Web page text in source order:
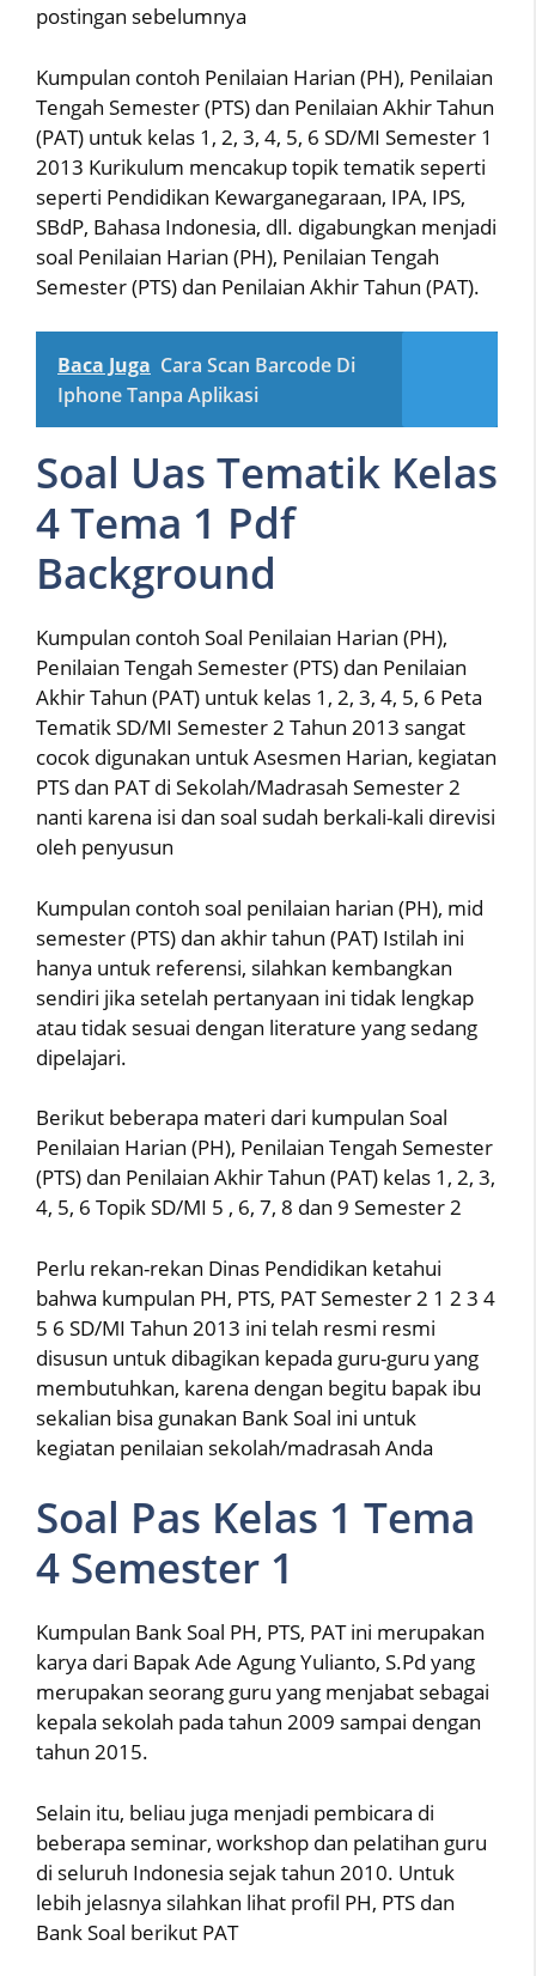
postingan sebelumnya
Kumpulan contoh Penilaian Harian (PH), Penilaian
Tengah Semester (PTS) dan Penilaian Akhir Tahun
(PAT) untuk kelas 1, 2, 3, 4, 5, 6 SD/MI Semester 1
2013 Kurikulum mencakup topik tematik seperti
seperti Pendidikan Kewarganegaraan, IPA, IPS,
SBdP, Bahasa Indonesia, dll. digabungkan menjadi
soal Penilaian Harian (PH), Penilaian Tengah
Semester (PTS) dan Penilaian Akhir Tahun (PAT).
Baca Juga Cara Scan Barcode Di
Iphone Tanpa Aplikasi
Soal Uas Tematik Kelas
4 Tema 1 Pdf
Background
Kumpulan contoh Soal Penilaian Harian (PH),
Penilaian Tengah Semester (PTS) dan Penilaian
Akhir Tahun (PAT) untuk kelas 1, 2, 3, 4, 5, 6 Peta
Tematik SD/MI Semester 2 Tahun 2013 sangat
cocok digunakan untuk Asesmen Harian, kegiatan
PTS dan PAT di Sekolah/Madrasah Semester 2
nanti karena isi dan soal sudah berkali-kali direvisi
oleh penyusun
Kumpulan contoh soal penilaian harian (PH), mid
semester (PTS) dan akhir tahun (PAT) Istilah ini
hanya untuk referensi, silahkan kembangkan
sendiri jika setelah pertanyaan ini tidak lengkap
atau tidak sesuai dengan literature yang sedang
dipelajari.
Berikut beberapa materi dari kumpulan Soal
Penilaian Harian (PH), Penilaian Tengah Semester
(PTS) dan Penilaian Akhir Tahun (PAT) kelas 1, 2, 3,
4, 5, 6 Topik SD/MI 5 , 6, 7, 8 dan 9 Semester 2
Perlu rekan-rekan Dinas Pendidikan ketahui
bahwa kumpulan PH, PTS, PAT Semester 2 1 2 3 4
5 6 SD/MI Tahun 2013 ini telah resmi resmi
disusun untuk dibagikan kepada guru-guru yang
membutuhkan, karena dengan begitu bapak ibu
sekalian bisa gunakan Bank Soal ini untuk
kegiatan penilaian sekolah/madrasah Anda
Soal Pas Kelas 1 Tema
4 Semester 1
Kumpulan Bank Soal PH, PTS, PAT ini merupakan
karya dari Bapak Ade Agung Yulianto, S.Pd yang
merupakan seorang guru yang menjabat sebagai
kepala sekolah pada tahun 2009 sampai dengan
tahun 2015.
Selain itu, beliau juga menjadi pembicara di
beberapa seminar, workshop dan pelatihan guru
di seluruh Indonesia sejak tahun 2010. Untuk
lebih jelasnya silahkan lihat profil PH, PTS dan
Bank Soal berikut PAT